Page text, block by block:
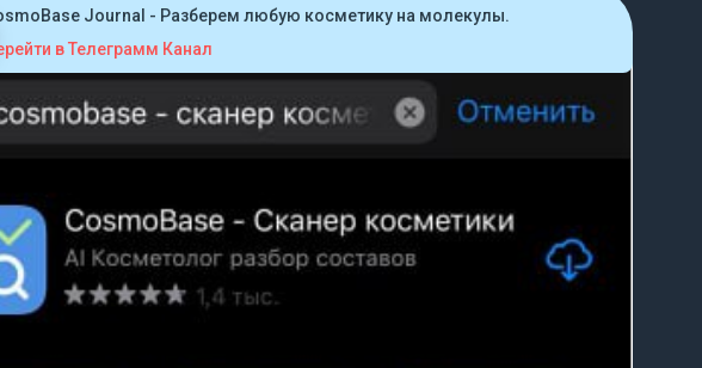
Journal - Разберем любую косметику на молекулы.
в Телеграмм Канал